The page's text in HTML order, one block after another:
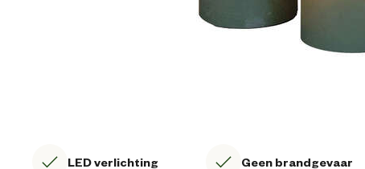
LED verlichting Geen brandgevaar